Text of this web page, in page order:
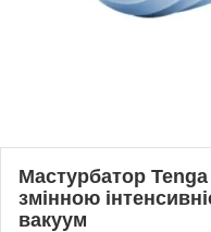
Мастурбатор
змінною
вакуум